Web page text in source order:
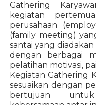
Gathering
kegiatan
perusahaan
(family meeting)
santai yang
dengan berbagai
pelatihan motivasi,
Kegiatan Gathering
sesuaikan dengan
bertujuan